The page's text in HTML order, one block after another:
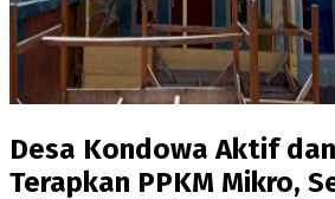
Desa Kondowa Aktif
Terapkan PPKM Mikro,